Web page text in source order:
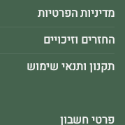
מדיניות הפרטיות
החזרים וזיכויים
תקנון ותנאי שימוש
פרטי חשבון